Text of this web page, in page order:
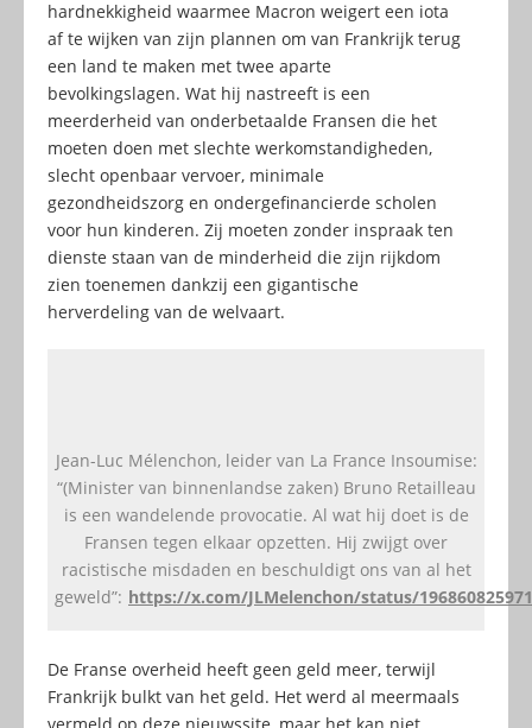
hardnekkigheid waarmee Macron weigert een iota
af te wijken van zijn plannen om van Frankrijk terug
een land te maken met twee aparte
bevolkingslagen. Wat hij nastreeft is een
meerderheid van onderbetaalde Fransen die het
moeten doen met slechte werkomstandigheden,
slecht openbaar vervoer, minimale
gezondheidszorg en ondergefinancierde scholen
voor hun kinderen. Zij moeten zonder inspraak ten
dienste staan van de minderheid die zijn rijkdom
zien toenemen dankzij een gigantische
herverdeling van de welvaart.
Jean-Luc Mélenchon, leider van La France Insoumise:
“(Minister van binnenlandse zaken) Bruno Retailleau
is een wandelende provocatie. Al wat hij doet is de
Fransen tegen elkaar opzetten. Hij zwijgt over
racistische misdaden en beschuldigt ons van al het
geweld”: https://x.com/JLMelenchon/status/
De Franse overheid heeft geen geld meer, terwijl
Frankrijk bulkt van het geld. Het werd al meermaals